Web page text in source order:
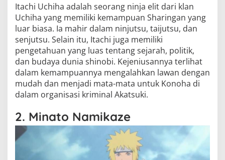
Itachi Uchiha adalah seorang ninja elit dari klan
Uchiha yang memiliki kemampuan Sharingan yang
luar biasa. Ia mahir dalam ninjutsu, taijutsu, dan
senjutsu. Selain itu, Itachi juga memiliki
pengetahuan yang luas tentang sejarah, politik,
dan budaya dunia shinobi. Kejeniusannya terlihat
dalam kemampuannya mengalahkan lawan dengan
mudah dan menjadi mata-mata untuk Konoha di
dalam organisasi kriminal Akatsuki.
2. Minato Namikaze